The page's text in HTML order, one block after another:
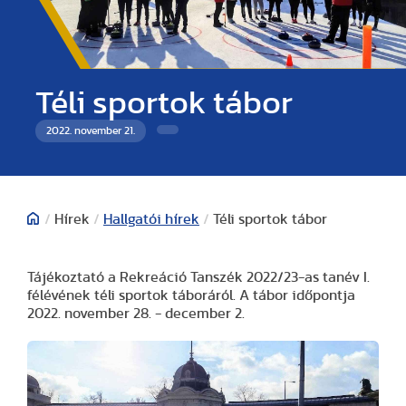
Téli sportok tábor
2022. november 21.
/ Hírek / Hallgatói hírek / Téli sportok tábor
Tájékoztató a Rekreáció Tanszék 2022/23-as tanév I.
félévének téli sportok táboráról. A tábor időpontja
2022. november 28. - december 2.